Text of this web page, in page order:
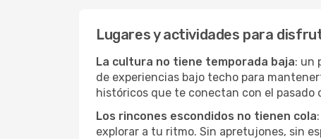
Lugares y actividades para
La cultura no tiene temporada baja: un
de experiencias bajo techo para
históricos que te conectan con el
Los rincones escondidos no tienen cola
explorar a tu ritmo. Sin apretujones, sin